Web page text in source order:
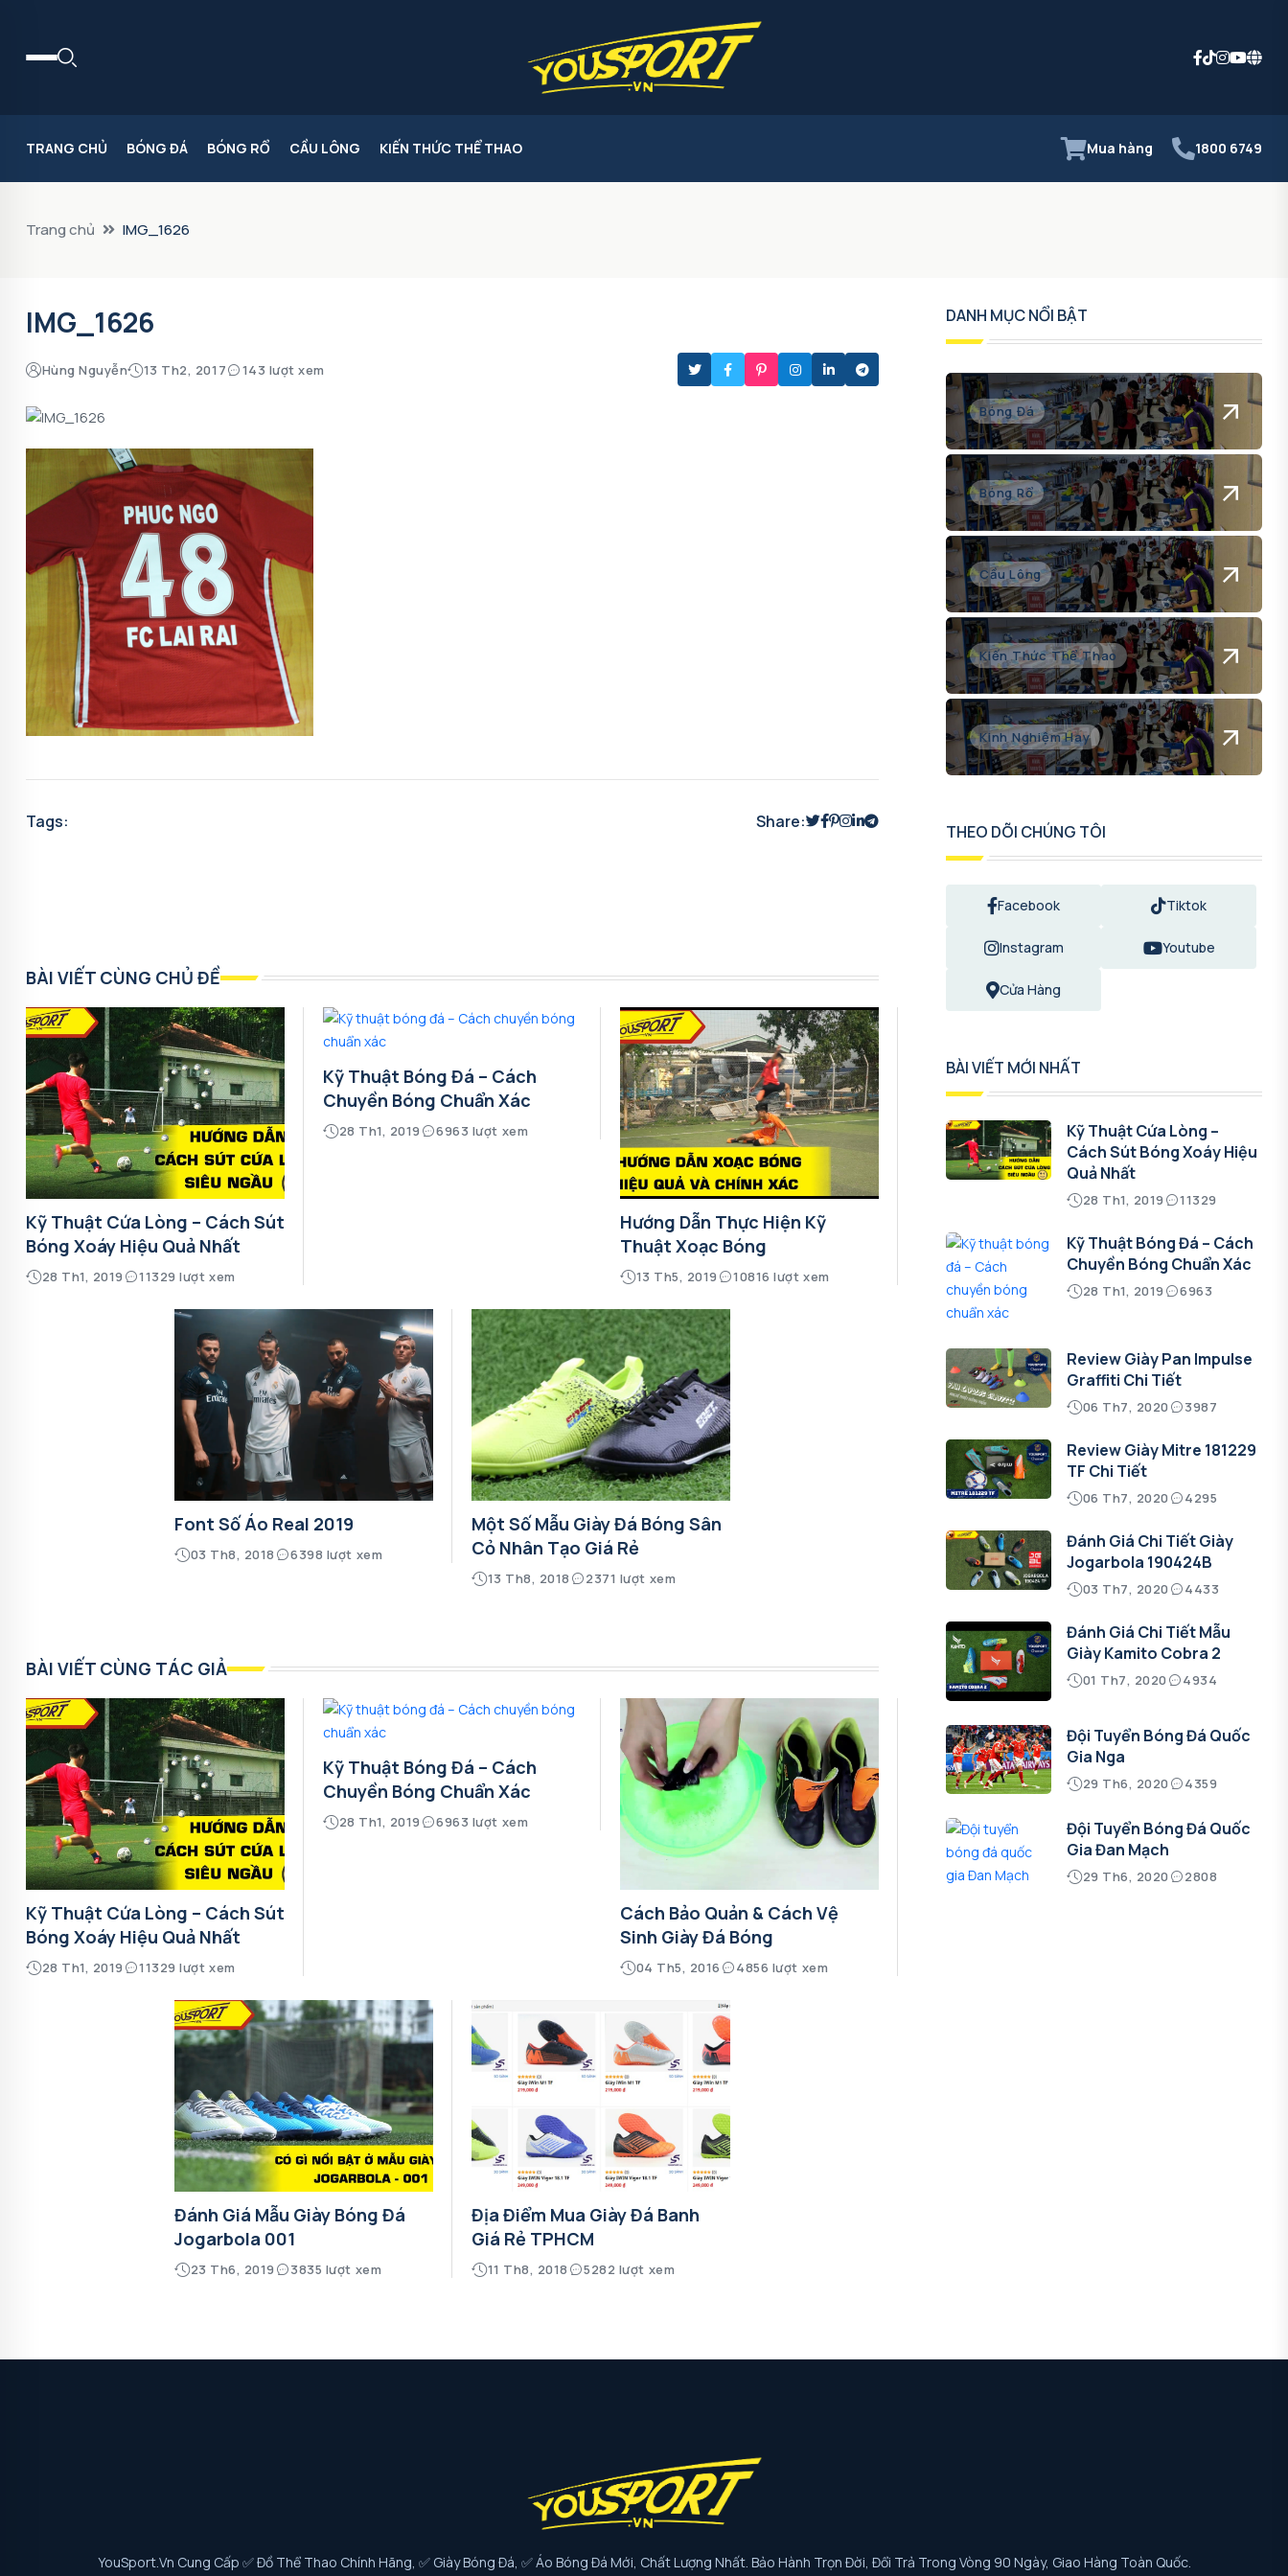
TRANG CHỦ BÓNG ĐÁ BÓNG RỔ CẦU LÔNG KIẾN THỨC THỂ THAO Mua hàng 1800 6749
Trang chủ IMG_1626
IMG_1626
Hùng Nguyễn 13 Th2, 2017 143 lượt xem
Tags: Share:
BÀI VIẾT CÙNG CHỦ ĐỀ
Kỹ Thuật Cứa Lòng – Cách Sút
Bóng Xoáy Hiệu Quả Nhất
28 Th1, 2019 11329 lượt xem
Kỹ Thuật Bóng Đá – Cách
Chuyền Bóng Chuẩn Xác
28 Th1, 2019 6963 lượt xem
Hướng Dẫn Thực Hiện Kỹ
Thuật Xoạc Bóng
13 Th5, 2019 10816 lượt xem
Font Số Áo Real 2019
03 Th8, 2018 6398 lượt xem
Một Số Mẫu Giày Đá Bóng Sân
Cỏ Nhân Tạo Giá Rẻ
13 Th8, 2018 2371 lượt xem
BÀI VIẾT CÙNG TÁC GIẢ
Kỹ Thuật Cứa Lòng – Cách Sút
Bóng Xoáy Hiệu Quả Nhất
28 Th1, 2019 11329 lượt xem
Kỹ Thuật Bóng Đá – Cách
Chuyền Bóng Chuẩn Xác
28 Th1, 2019 6963 lượt xem
Cách Bảo Quản & Cách Vệ
Sinh Giày Đá Bóng
04 Th5, 2016 4856 lượt xem
Đánh Giá Mẫu Giày Bóng Đá
Jogarbola 001
23 Th6, 2019 3835 lượt xem
Địa Điểm Mua Giày Đá Banh
Giá Rẻ TPHCM
11 Th8, 2018 5282 lượt xem
DANH MỤC NỔI BẬT
Bóng Đá
Bóng Rổ
Cầu Lông
Kiến Thức Thể Thao
Kinh Nghiệm Hay
THEO DÕI CHÚNG TÔI
Facebook Tiktok
Instagram Youtube
Cửa Hàng
BÀI VIẾT MỚI NHẤT
Kỹ Thuật Cứa Lòng –
Cách Sút Bóng Xoáy Hiệu
Quả Nhất
28 Th1, 2019 11329
Kỹ Thuật Bóng Đá – Cách
Chuyền Bóng Chuẩn Xác
28 Th1, 2019 6963
Review Giày Pan Impulse
Graffiti Chi Tiết
06 Th7, 2020 3987
Review Giày Mitre 181229
TF Chi Tiết
06 Th7, 2020 4295
Đánh Giá Chi Tiết Giày
Jogarbola 190424B
03 Th7, 2020 4433
Đánh Giá Chi Tiết Mẫu
Giày Kamito Cobra 2
01 Th7, 2020 4934
Đội Tuyển Bóng Đá Quốc
Gia Nga
29 Th6, 2020 4359
Đội Tuyển Bóng Đá Quốc
Gia Đan Mạch
29 Th6, 2020 2808
YouSport.vn Cung Cấp ✅ Đồ Thể Thao Chính Hãng, ✅ Giày Bóng Đá, ✅ Áo Bóng Đá Mới, Chất Lượng Nhất. Bảo Hành Trọn Đời, Đổi Trả Trong Vòng 90 Ngày, Giao Hàng Toàn Quốc.